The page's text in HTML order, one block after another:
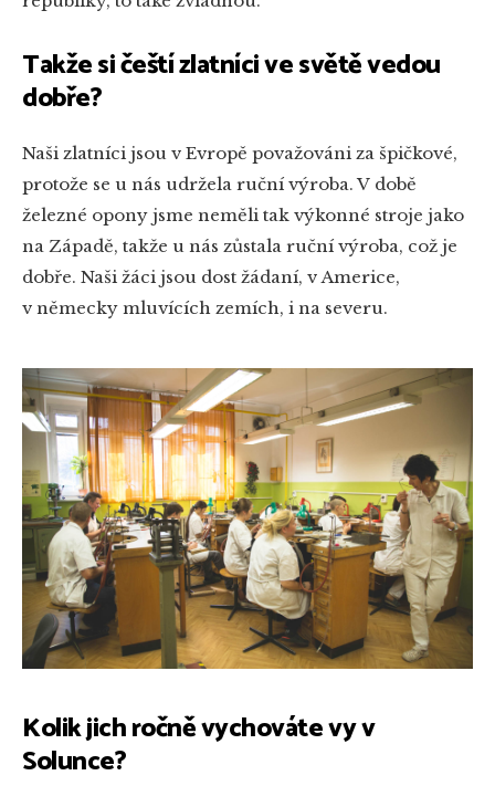
Takže si čeští zlatníci ve světě vedou
dobře?
Naši zlatníci jsou v Evropě považováni za špičkové,
protože se u nás udržela ruční výroba. V době
železné opony jsme neměli tak výkonné stroje jako
na Západě, takže u nás zůstala ruční výroba, což je
dobře. Naši žáci jsou dost žádaní, v Americe,
v německy mluvících zemích, i na severu.
Kolik jich ročně vychováte vy v
Solunce?